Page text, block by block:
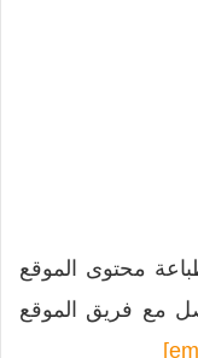
محتوى الموقع
مع فريق الموقع